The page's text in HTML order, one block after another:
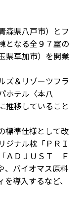
森県八戸市）とフ
となる全９７室の
県草加市）を開業
ズ＆リゾーツフラ
ホテル〈本八
推移していること
標準仕様として改
ジナル枕「ＰＲＩ
ＡＤＪＵＳＴ Ｆ
、バイオマス原料
導入するなど、